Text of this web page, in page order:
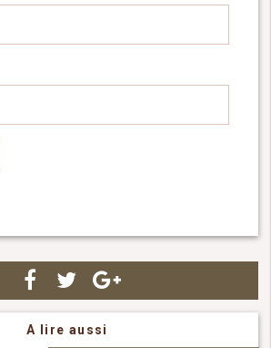
A lire aussi